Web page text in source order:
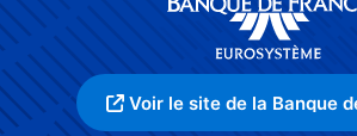
Voir le site de la Banque